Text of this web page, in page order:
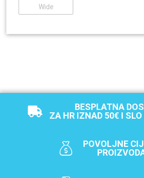
Wide
BESPLATNA
ZA HR IZNAD 50€ I
POVOLJNE